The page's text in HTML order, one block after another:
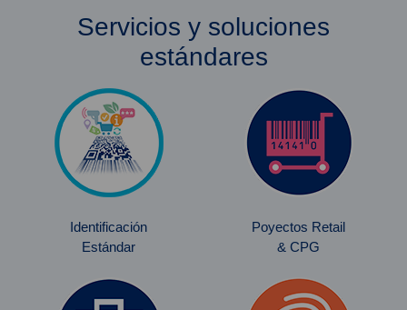
Servicios y soluciones
estándares
Identificación
Estándar
Poyectos Retail
& CPG